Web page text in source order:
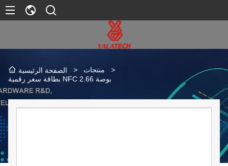
الصفحة الرئيسية > منتجات
>
بطاقة سعر رقمية NFC 2.66 بوصة